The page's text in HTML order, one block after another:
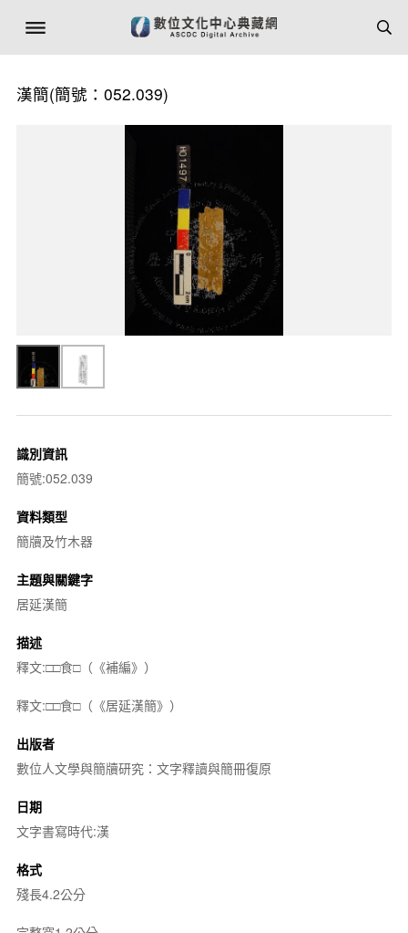
漢簡(簡號：052.039)
識別資訊
簡號:052.039
資料類型
簡牘及竹木器
主題與關鍵字
居延漢簡
描述
釋文:□□食□（《補編》）
釋文:□□食□（《居延漢簡》）
出版者
數位人文學與簡牘研究：文字釋讀與簡冊復原
日期
文字書寫時代:漢
格式
殘長4.2公分